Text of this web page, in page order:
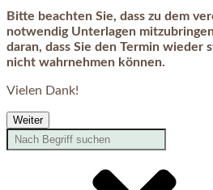
Bitte beachten Sie, dass zu dem
notwendig Unterlagen
daran, dass Sie den Termin wieder
nicht wahrnehmen können.
Vielen Dank!
Weiter